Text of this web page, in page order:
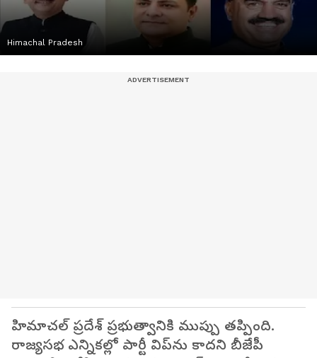
Himachal Pradesh
హిమాచల్ ప్రదేశ్ ప్రభుత్వానికి ముప్పు తప్పింది.
రాజ్యసభ ఎన్నికల్లో పార్టీ విప్‌ను కాదని బీజేపీ